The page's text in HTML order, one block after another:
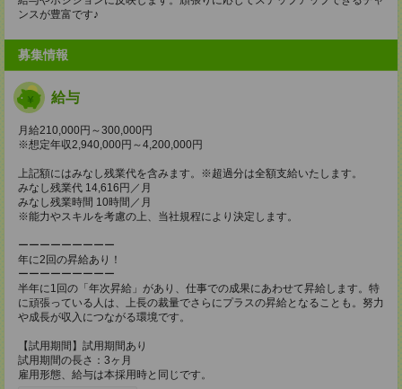
ンスが豊富です♪
募集情報
給与
月給210,000円～300,000円
※想定年収2,940,000円～4,200,000円
上記額にはみなし残業代を含みます。※超過分は全額支給いたします。
みなし残業代 14,616円／月
みなし残業時間 10時間／月
※能力やスキルを考慮の上、当社規程により決定します。
ーーーーーーーーー
年に2回の昇給あり！
ーーーーーーーーー
半年に1回の「年次昇給」があり、仕事での成果にあわせて昇給します。特
に頑張っている人は、上長の裁量でさらにプラスの昇給となることも。努力
や成長が収入につながる環境です。
【試用期間】試用期間あり
試用期間の長さ：3ヶ月
雇用形態、給与は本採用時と同じです。